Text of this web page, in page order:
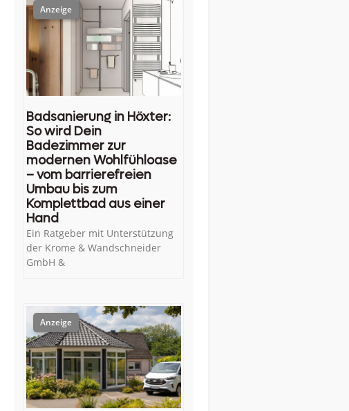
Badsanierung in Höxter:
So wird Dein
Badezimmer zur
modernen Wohlfühloase
– vom barrierefreien
Umbau bis zum
Komplettbad aus einer
Hand
Ein Ratgeber mit Unterstützung
der Krome & Wandschneider
GmbH &